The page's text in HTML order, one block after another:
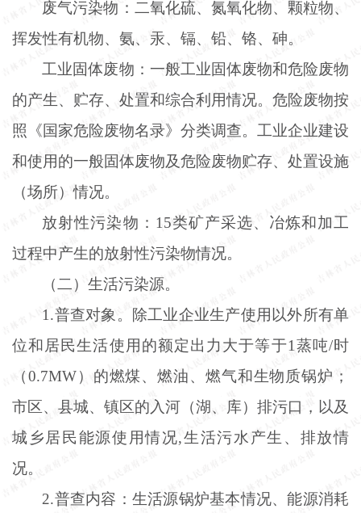
废气污染物：二氧化硫、氮氧化物、颗粒物、
挥发性有机物、氨、汞、镉、铅、铬、砷。
工业固体废物：一般工业固体废物和危险废物
的产生、贮存、处置和综合利用情况。危险废物按
照《国家危险废物名录》分类调查。工业企业建设
和使用的一般固体废物及危险废物贮存、处置设施
（场所）情况。
放射性污染物： 15类矿产采选、冶炼和加工
过程中产生的放射性污染物情况。
（二）生活污染源。
1.普查对象。除工业企业生产使用以外所有单
位和居民生活使用的额定出力大于等于1蒸吨/时
（0.7MW）的燃煤、燃油、燃气和生物质锅炉；
市区、县城、镇区的入河（湖、库）排污口，以及
城乡居民能源使用情况,生活污水产生、排放情
况。
2.普查内容：生活源锅炉基本情况、能源消耗